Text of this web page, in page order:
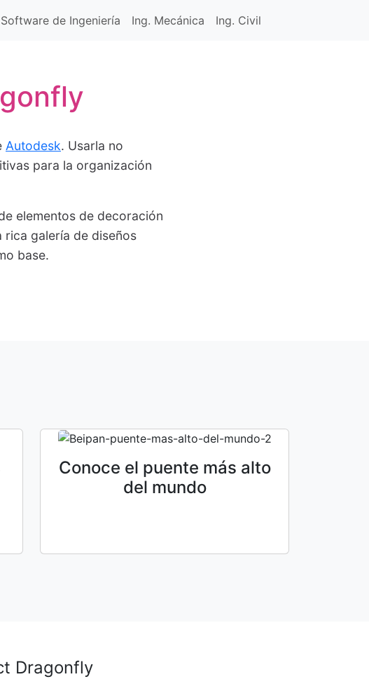
Software de Ingeniería Ing. Mecánica Ing. Civil
Autodesk. Usarla no
para la organización
elementos de decoración
rica galería de diseños
base.
Conoce el puente más alto
del mundo
Dragonfly